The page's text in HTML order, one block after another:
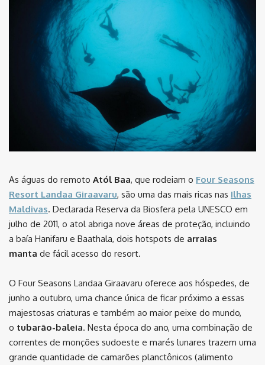
As águas do remoto Atól Baa, que rodeiam o Four Seasons
Resort Landaa Giraavaru, são uma das mais ricas nas Ilhas
Maldivas. Declarada Reserva da Biosfera pela UNESCO em
julho de 2011, o atol abriga nove áreas de proteção, incluindo
a baía Hanifaru e Baathala, dois hotspots de arraias
manta de fácil acesso do resort.
O Four Seasons Landaa Giraavaru oferece aos hóspedes, de
junho a outubro, uma chance única de ficar próximo a essas
majestosas criaturas e também ao maior peixe do mundo,
o tubarão-baleia. Nesta época do ano, uma combinação de
correntes de monções sudoeste e marés lunares trazem uma
grande quantidade de camarões planctônicos (alimento